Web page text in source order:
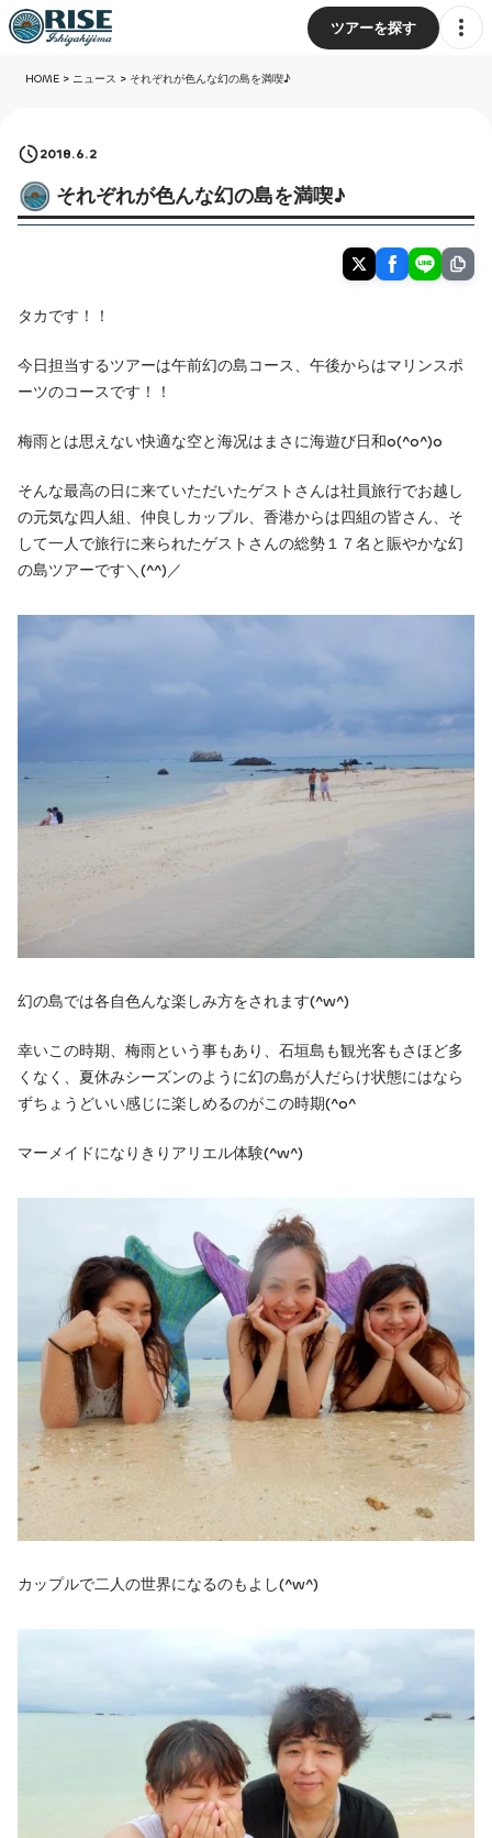
ツアーを探す
HOME> ニュース > それぞれが色んな幻の島を満喫♪
2018.6.2
それぞれが色んな幻の島を満喫♪
タカです！！
今日担当するツアーは午前幻の島コース、午後からはマリンスポ
ーツのコースです！！
梅雨とは思えない快適な空と海况はまさに海遊び日和o(^o^)o
そんな最高の日に来ていただいたゲストさんは社員旅行でお越し
の元気な四人組、仲良しカップル、香港からは四組の皆さん、そ
して一人で旅行に来られたゲストさんの総勢１７名と賑やかな幻
の島ツアーです＼(^^)／
幻の島では各自色んな楽しみ方をされます(^w^)
幸いこの時期、梅雨という事もあり、石垣島も観光客もさほど多
くなく、夏休みシーズンのように幻の島が人だらけ状態にはなら
ずちょうどいい感じに楽しめるのがこの時期(^o^ゞ
マーメイドになりきりアリエル体験(^w^)
カップルで二人の世界になるのもよし(^w^)